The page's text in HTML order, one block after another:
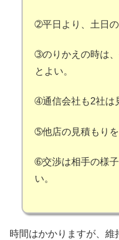
➁平日より、土日の
➂のりかえの時は
とよい。
➃通信会社も2社は
➄他店の見積もりを
➅交渉は相手の様
い。
時間はかかりますが、維